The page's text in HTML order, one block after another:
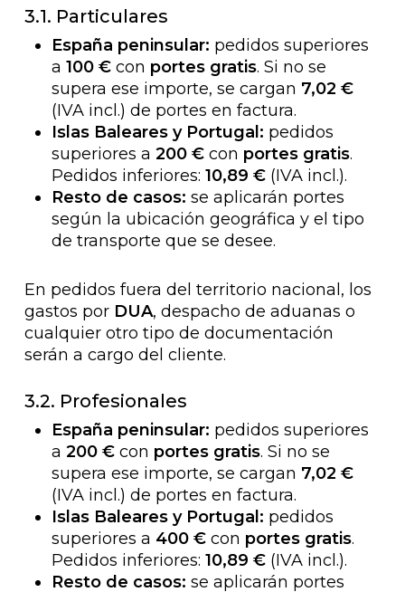
3.1. Particulares
España peninsular: pedidos superiores
a 100 €con portes gratis. Si no se
supera ese importe, se cargan 7,02 €
(IVA incl.) de portes en factura.
Islas Baleares y Portugal: pedidos
superiores a 200 €con portes gratis.
Pedidos inferiores: 10,89 €(IVA incl.).
Resto de casos: se aplicarán portes
según la ubicación geográfica y el tipo
de transporte que se desee.
En pedidos fuera del territorio nacional, los
gastos por DUA, despacho de aduanas o
cualquier otro tipo de documentación
serán a cargo del cliente.
3.2. Profesionales
España peninsular: pedidos superiores
a 200 €con portes gratis. Si no se
supera ese importe, se cargan 7,02 €
(IVA incl.) de portes en factura.
Islas Baleares y Portugal: pedidos
superiores a 400 €con portes gratis.
Pedidos inferiores: 10,89 €(IVA incl.).
Resto de casos: se aplicarán portes